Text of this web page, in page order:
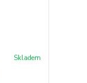
Skladem